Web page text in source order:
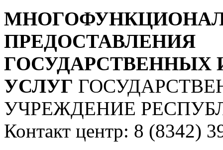
ПРЕДОСТАВЛЕНИЯ
УСЛУГ
УЧРЕЖДЕНИЕ
Контакт центр: 8 (8342)